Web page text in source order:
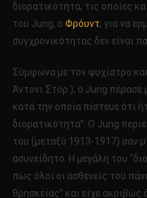
διορατικότητα, τις οποίες
του Jung, ο Φρόυντ, για να
συγχρονικότητας δεν είναι
Σύμφωνα με τον ψυχίατρο
Άντονι Στόρ ), ο Jung πέρασε
κατά την οποία πίστευε ότι
διορατικότητα”. Ο Jung
του (μεταξύ 1913-1917) σαν
ασυνείδητο. Η μεγάλη του
πως όλοι οι ασθενείς του
θρησκείας” και είχε ακριβώς